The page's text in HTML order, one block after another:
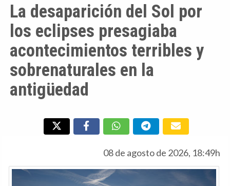
La desaparición del Sol por
los eclipses presagiaba
acontecimientos terribles y
sobrenaturales en la
antigüedad
08 de agosto de 2026, 18:49h